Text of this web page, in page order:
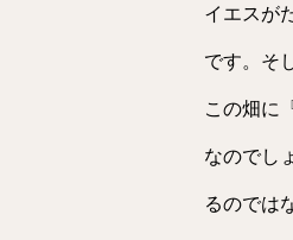
イエスが
です。そ
この畑に
なのでし
るのでは